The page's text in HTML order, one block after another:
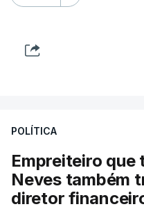
POLÍTICA
Empreiteiro que
Neves também
diretor